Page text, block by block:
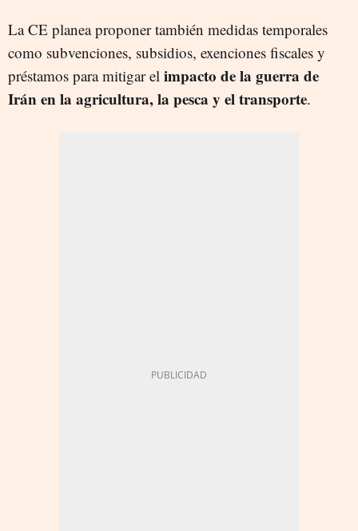
La CE planea proponer también medidas temporales
como subvenciones, subsidios, exenciones fiscales y
préstamos para mitigar el impacto de la guerra de
Irán en la agricultura, la pesca y el transporte.